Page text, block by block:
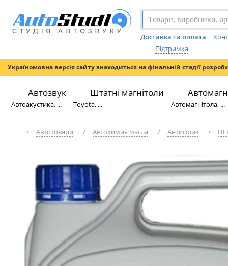
Доставка та оплата
Підтримка
Україномовна версія сайту знаходиться на фінальній стадії
Автозвук
Автоакустика, ...
Штатні магнітоли
Toyota, ... Автомагнітола, ...
/ Автотовари / Автохимия масла / Антифриз /